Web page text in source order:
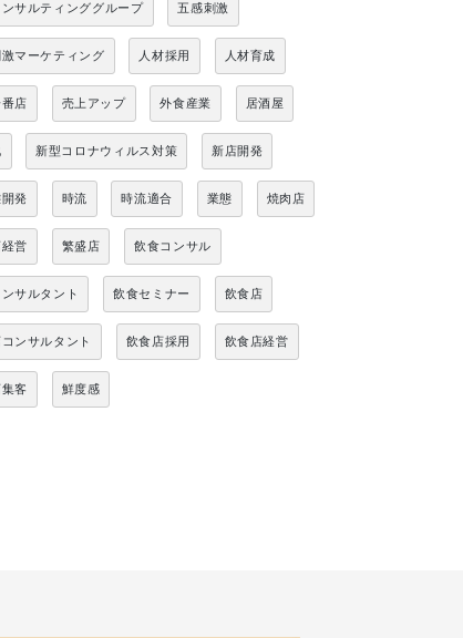
サルティンググループ 五感刺激
マーケティング 人材採用 人材育成
店 売上アップ 外食産業 居酒屋
新型コロナウィルス対策 新店開発
発 時流 時流適合 業態 焼肉店
営 繁盛店 飲食コンサル
サルタント 飲食セミナー 飲食店
ンサルタント 飲食店採用 飲食店経営
客 鮮度感